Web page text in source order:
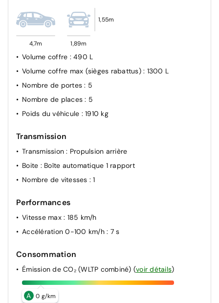
4,7m 1,89m
1,55m
Volume coffre : 490 L
Volume coffre max (sièges rabattus) : 1300 L
Nombre de portes: 5
Nombre de places: 5
Poids du véhicule : 1910 kg
Transmission
Transmission: Propulsion arrière
Boite : Boîte automatique 1 rapport
Nombre de vitesses : 1
Performances
Vitesse max : 185 km/h
Accélération 0-100 km/h : 7 s
Consommation
Émission de CO₂ (WLTP combiné) (voir détails)
A 0 g/km